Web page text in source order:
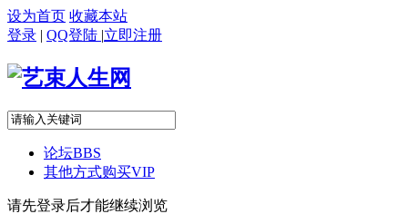
设为首页 收藏本站
登录 | QQ登陆 |立即注册
论坛BBS
其他方式购买VIP
请先登录后才能继续浏览